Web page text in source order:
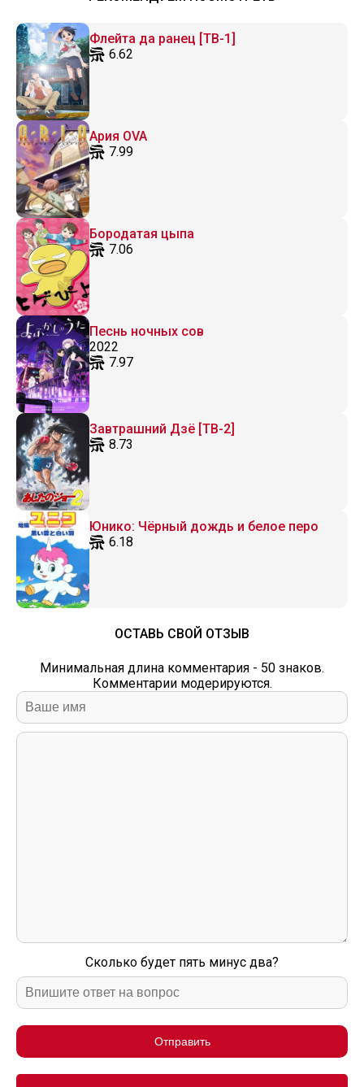
Флейта да ранец [ТВ-1]
6.62
Ария OVA
7.99
Бородатая цыпа
7.06
Песнь ночных сов
2022
7.97
Завтрашний Дзё [ТВ-2]
8.73
Юнико: Чёрный дождь и белое перо
6.18
ОСТАВЬ СВОЙ ОТЗЫВ
Минимальная длина комментария - 50 знаков.
Комментарии модерируются.
Сколько будет пять минус два?
Отправить